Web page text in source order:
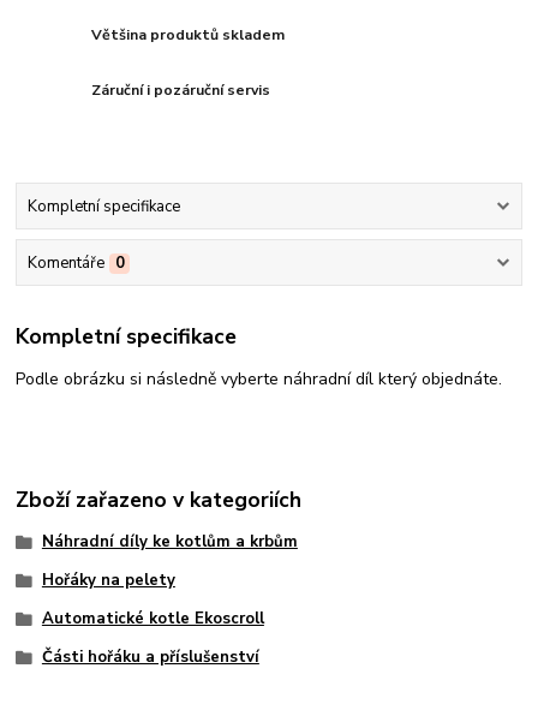
Většina produktů skladem
Záruční i pozáruční servis
Kompletní specifikace
Komentáře 0
Kompletní specifikace
Podle obrázku si následně vyberte náhradní díl který objednáte.
Zboží zařazeno v kategoriích
Náhradní díly ke kotlům a krbům
Hořáky na pelety
Automatické kotle Ekoscroll
Části hořáku a příslušenství